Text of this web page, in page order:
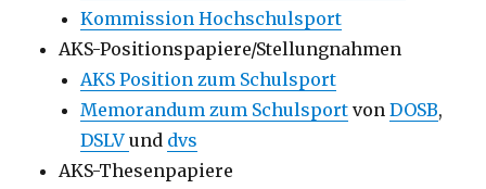
Kommission Hochschulsport
AKS-Positionspapiere/Stellungnahmen
AKS Position zum Schulsport
Memorandum zum Schulsport vonDOSB,
DSLVund dvs
AKS-Thesenpapiere